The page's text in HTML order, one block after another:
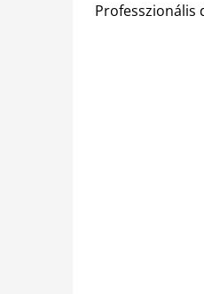
Professzionális